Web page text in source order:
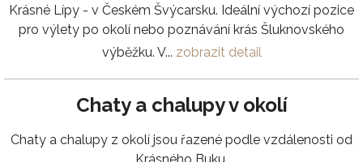
Krásné Lípy - v Českém Švýcarsku. Ideální výchozí pozice
pro výlety po okolí nebo poznávání krás Šluknovského
výběžku. V... zobrazit detail
Chaty a chalupy v okolí
Chaty a chalupy z okolí jsou řazené podle vzdálenosti od